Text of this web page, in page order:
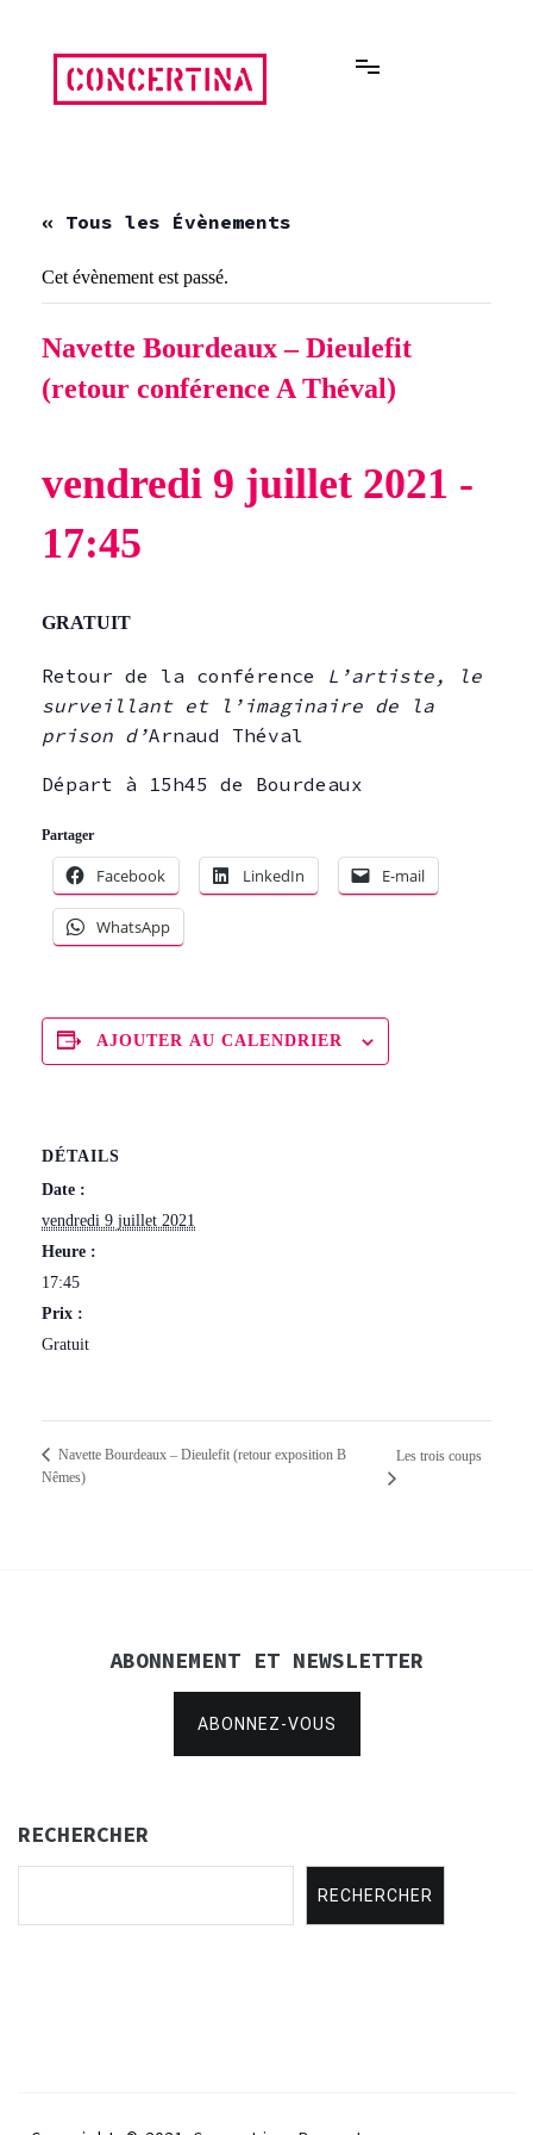
contenu
« Tous les Évènements
Cet évènement est passé.
Navette Bourdeaux – Dieulefit
(retour conférence A Théval)
vendredi 9 juillet 2021 -
17:45
GRATUIT
Retour de la conférence L’artiste, le
surveillant et l’imaginaire de la
prison d’Arnaud Théval
Départ à 15h45 de Bourdeaux
Partager
Facebook LinkedIn E-mail
WhatsApp
AJOUTER AU CALENDRIER
DÉTAILS
Date :
vendredi 9 juillet 2021
Heure :
17:45
Prix :
Gratuit
Navette Bourdeaux – Dieulefit (retour exposition B
Nêmes)
Les trois coups
ABONNEMENT ET NEWSLETTER
ABONNEZ-VOUS
RECHERCHER
RECHERCHER